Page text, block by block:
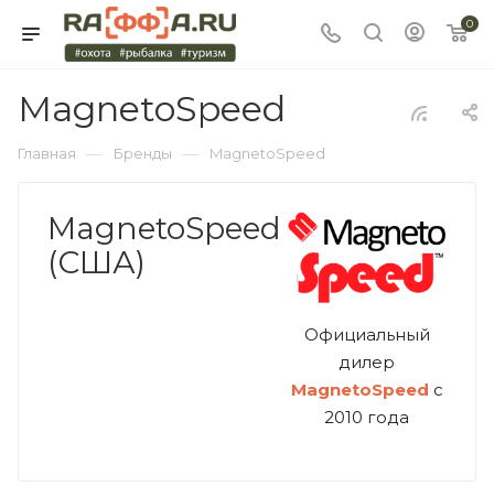
0
MagnetoSpeed
Главная — Бренды — MagnetoSpeed
MagnetoSpeed
(США)
Официальный
дилер
MagnetoSpeed с
2010 года